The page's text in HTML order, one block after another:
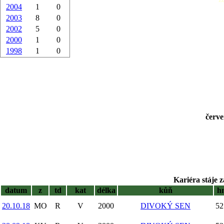
2004
1
0
2003
8
0
2002
5
0
2000
1
0
1998
1 0
Kariéra stáje
datum
z td kat délka kůň
20.10.18 MO R V 2000 DIVOKÝ SEN